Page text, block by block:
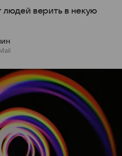
людей верить в некую